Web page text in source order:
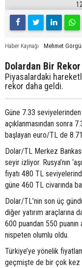
Haber Kaynağı Mehmet
Dolardan Bir Rekor
Piyasalardaki
rekor daha geldi.
Güne 7.33
açıklanmasından sonra
başlayan euro/TL de
Dolar/TL Merkez
seyir izliyor. Rusya’nın
fiyatı 480 TL
güne 460 TL civarında
Dolar/TL’nin son üç
diğer yatırım araçlarına
600 puandan 550
nispeten olumlu oldu.
Türkiye’ye yönelik
geçmişte de bir çok kez